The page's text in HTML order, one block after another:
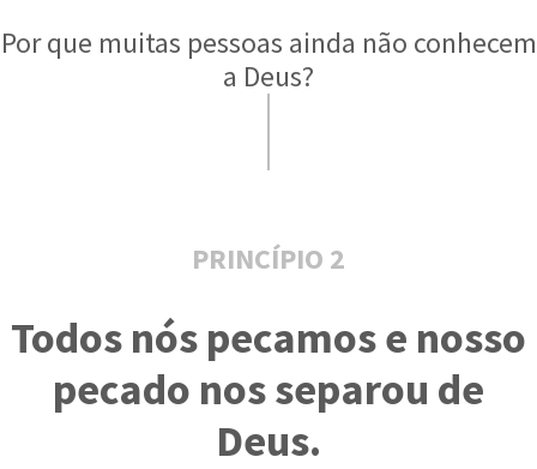
Por que muitas pessoas ainda não conhecem
a Deus?
PRINCÍPIO 2
Todos nós pecamos e nosso
pecado nos separou de
Deus.